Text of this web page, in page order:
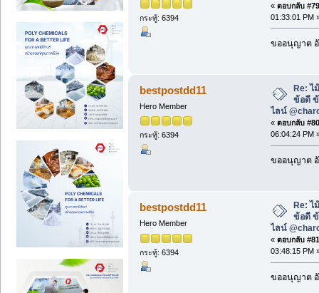
กระทู้: 6394
« ตอบกลับ
01:33:01 PM
ขออนุญาต
bestpostdd11
Hero Member
กระทู้: 6394
Re: ไ
ข้อดี
ไลน์
« ตอบกลับ
06:04:24 PM
ขออนุญาต
bestpostdd11
Hero Member
กระทู้: 6394
Re: ไ
ข้อดี
ไลน์
« ตอบกลับ
03:48:15 PM
ขออนุญาต